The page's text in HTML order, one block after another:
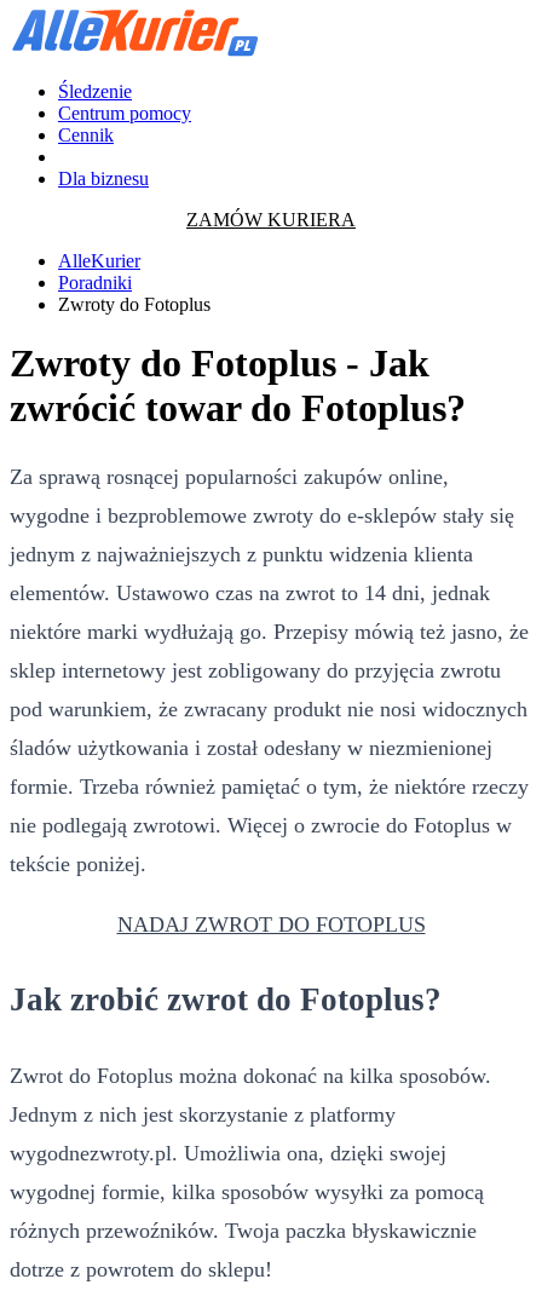
Śledzenie
Centrum pomocy
Cennik
Dla biznesu
ZAMÓW KURIERA
AlleKurier
Poradniki
Zwroty do Fotoplus
Zwroty do Fotoplus - Jak
zwrócić towar do Fotoplus?
Za sprawą rosnącej popularności zakupów online,
wygodne i bezproblemowe zwroty do e-sklepów stały się
jednym z najważniejszych z punktu widzenia klienta
elementów. Ustawowo czas na zwrot to 14 dni, jednak
niektóre marki wydłużają go. Przepisy mówią też jasno, że
sklep internetowy jest zobligowany do przyjęcia zwrotu
pod warunkiem, że zwracany produkt nie nosi widocznych
śladów użytkowania i został odesłany w niezmienionej
formie. Trzeba również pamiętać o tym, że niektóre rzeczy
nie podlegają zwrotowi. Więcej o zwrocie do Fotoplus w
tekście poniżej.
NADAJ ZWROT DO FOTOPLUS
Jak zrobić zwrot do Fotoplus?
Zwrot do Fotoplus można dokonać na kilka sposobów.
Jednym z nich jest skorzystanie z platformy
wygodnezwroty.pl. Umożliwia ona, dzięki swojej
wygodnej formie, kilka sposobów wysyłki za pomocą
różnych przewoźników. Twoja paczka błyskawicznie
dotrze z powrotem do sklepu!